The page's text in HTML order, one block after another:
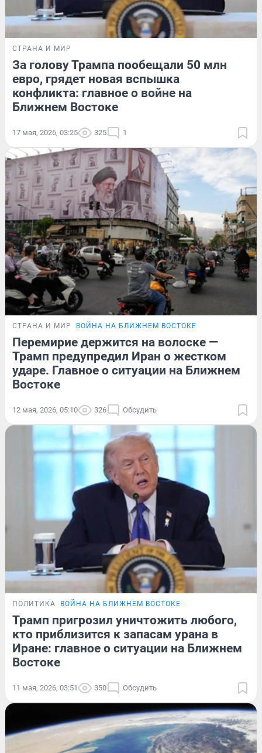
СТРАНА И МИР
За голову Трампа пообещали 50 млн
евро, грядет новая вспышка
конфликта: главное о войне на
Ближнем Востоке
17 мая, 2026, 03:25 325 1
СТРАНА И МИР ВОЙНА НА БЛИЖНЕМ ВОСТОКЕ
Перемирие держится на волоске —
Трамп предупредил Иран о жестком
ударе. Главное о ситуации на Ближнем
Востоке
12 мая, 2026, 05:10 326 Обсудить
ПОЛИТИКА ВОЙНА НА БЛИЖНЕМ ВОСТОКЕ
Трамп пригрозил уничтожить любого,
кто приблизится к запасам урана в
Иране: главное о ситуации на Ближнем
Востоке
11 мая, 2026, 03:51 350 Обсудить